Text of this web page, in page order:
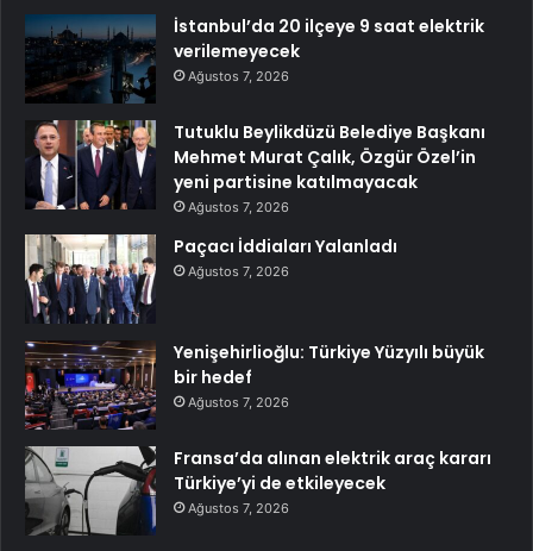
İstanbul’da 20 ilçeye 9 saat elektrik
verilemeyecek
Ağustos 7, 2026
Tutuklu Beylikdüzü Belediye Başkanı
Mehmet Murat Çalık, Özgür Özel’in
yeni partisine katılmayacak
Ağustos 7, 2026
Paçacı İddiaları Yalanladı
Ağustos 7, 2026
Yenişehirlioğlu: Türkiye Yüzyılı büyük
bir hedef
Ağustos 7, 2026
Fransa’da alınan elektrik araç kararı
Türkiye’yi de etkileyecek
Ağustos 7, 2026